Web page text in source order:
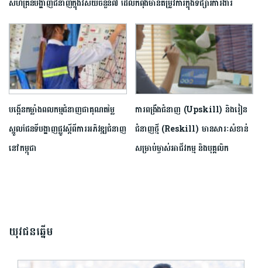
សហគ្រិនបង្ហាញជំនាញក្នុងវិស័យ​ចំនួន៧ ដែលកំពុង​មានតម្រូវការក្នុងទីផ្សារការងារ​
បង្កើនកម្លាំងពលកម្មជំនាញជាគុណតម្លៃ
ស្នូលផែនទីបង្ហាញផ្លូវស្តីពីការអភិវឌ្ឍជំនាញ
នៅកម្ពុជា
ការពង្រឹងជំនាញ (Upskill) និងរៀន
ជំនាញថ្មី (Reskill) មានសារៈសំខាន់
សម្រាប់ម្ចាស់អាជីវកម្ម និងបុគ្គលិក
យុវជនឆ្នើម